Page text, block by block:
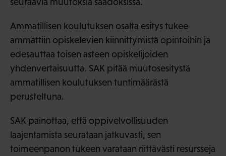
Ammatillisen koulutuksen osalta esitys tukee
ammattiin opiskelevien kiinnittymistä opintoihin ja
edesauttaa toisen asteen opiskelijoiden
yhdenvertaisuutta. SAK pitää muutosesitystä
ammatillisen koulutuksen tuntimäärästä
perusteltuna.
SAK painottaa, että oppivelvollisuuden
laajentamista seurataan jatkuvasti, sen
toimeenpanon tukeen varataan riittävästi resursseja